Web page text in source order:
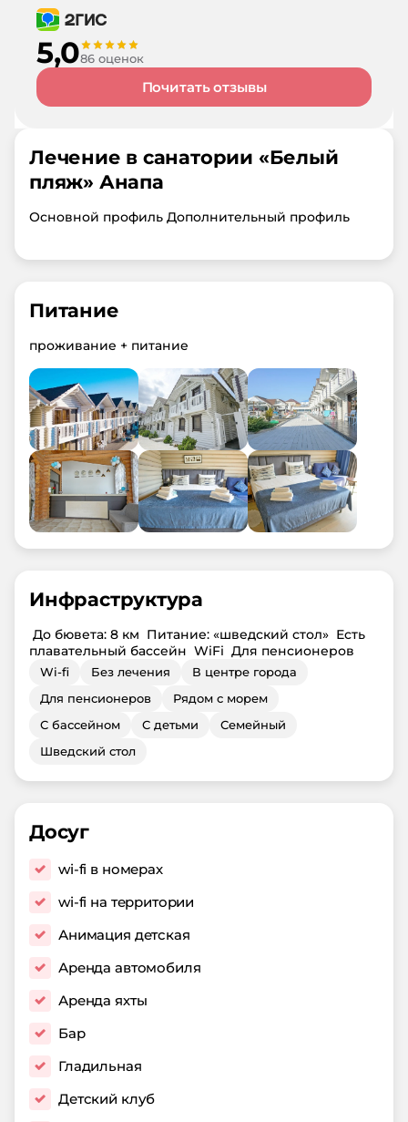
5,086 оценок
Почитать отзывы
Лечение в санатории «Белый
пляж» Анапа
Основной профиль Дополнительный профиль
Питание
проживание + питание
Инфраструктура
До бювета: 8 км Питание: «шведский стол» Есть
плавательный бассейн WiFi Для пенсионеров
Wi-fi Без лечения
В центре города
Для пенсионеров
Рядом с морем
С бассейном
С детьми
Семейный
Шведский стол
Досуг
wi-fi в номерах
wi-fi на территории
Анимация детская
Аренда автомобиля
Аренда яхты
Бар
Гладильная
Детский клуб